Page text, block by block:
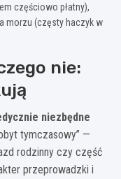
częściowo płatny),
morzu (częsty haczyk w
nie:
niezbędne
tymczasowy” —
rodzinny czy część
przeprowadzki i